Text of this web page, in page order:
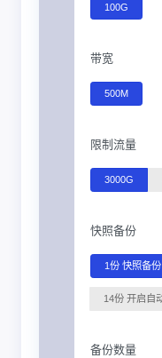
100G
带宽
500M
限制流量
3000G
快照备份
1份 快照备
14份 开启自
备份数量